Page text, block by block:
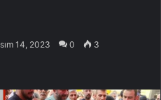
14, 2023 0 3